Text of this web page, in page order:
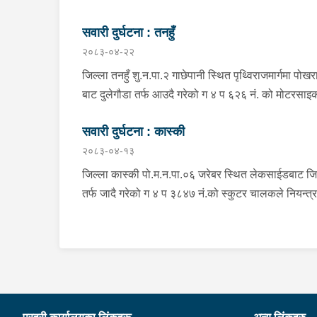
सवारी दुर्घटना : तनहुँ
२०८३-०४-२२
जिल्ला तनहुँ शु.न.पा.२ गाछेपानी स्थित पृथ्विराजमार्गमा
बाट दुलेगौडा तर्फ आउदै गरेको ग ४ प ६२६ नं. को
दुर्घटना हुँदा मोटरसाइकल चालक जिल्ला कास्की
बस्ने बर्ष ३९ को मन बहादुर पुन घाइते भइ उपचारको लागी तनहुँ
सेवा हस्पिटल दुलेगौडा ल्याईएकोमा प्राम्भिक उपचार पश्चात
उपचारको लागी ०७:५५ बजे पोखरा रिफर भएको ।
सवारी दुर्घटना : कास्की
२०८३-०४-१३
जिल्ला कास्की पो.म.न.पा.०६ जरेबर स्थित लेकसाईडबाट
तर्फ जादै गरेको ग ४ प ३८४७ नं.को स्कुटर चालकले